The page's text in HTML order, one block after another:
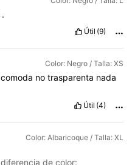
.
Útil (9)
Color: Negro / Talla: XS
comoda no trasparenta nada
Útil (4)
Color: Albaricoque / Talla: XL
diferencia de color: